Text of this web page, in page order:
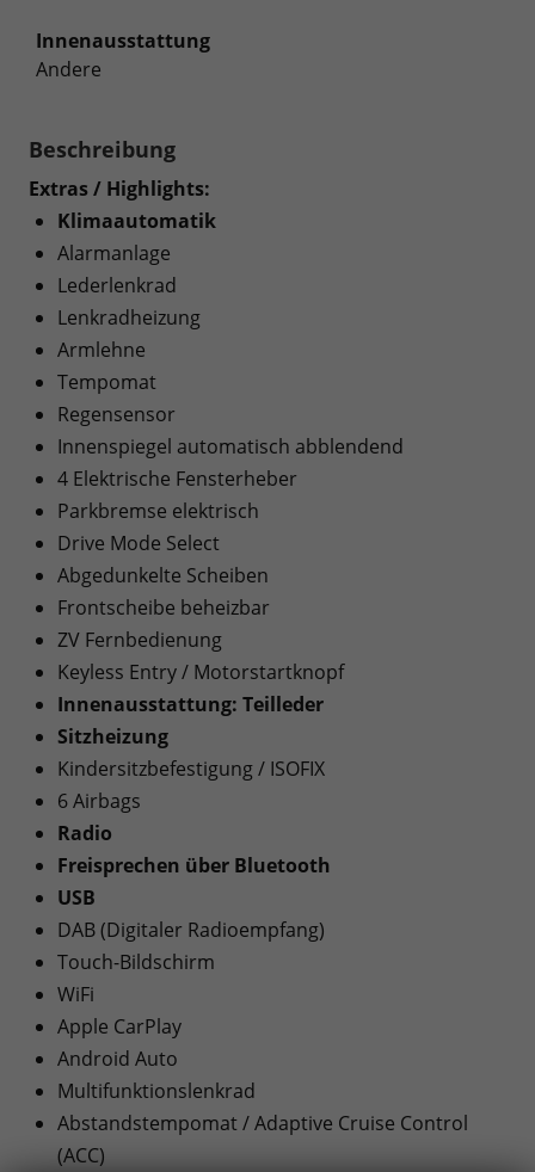
Innenausstattung
Andere
Beschreibung
Extras / Highlights:
Klimaautomatik
Alarmanlage
Lederlenkrad
Lenkradheizung
Armlehne
Tempomat
Regensensor
Innenspiegel automatisch abblendend
4 Elektrische Fensterheber
Parkbremse elektrisch
Drive Mode Select
Abgedunkelte Scheiben
Frontscheibe beheizbar
ZV Fernbedienung
Keyless Entry / Motorstartknopf
Innenausstattung: Teilleder
Sitzheizung
Kindersitzbefestigung / ISOFIX
6 Airbags
Radio
Freisprechen über Bluetooth
USB
DAB (Digitaler Radioempfang)
Touch-Bildschirm
WiFi
Apple CarPlay
Android Auto
Multifunktionslenkrad
Abstandstempomat / Adaptive Cruise Control
(ACC)